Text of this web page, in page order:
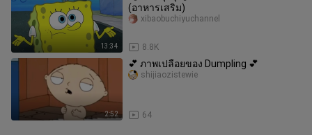
13:34
(อาหารเสริม)
8.8K
xibaobuchiyuchannel
2:52
💕 ภาพเปลือยของ Dumpling 💕
64
shijiaozistewie